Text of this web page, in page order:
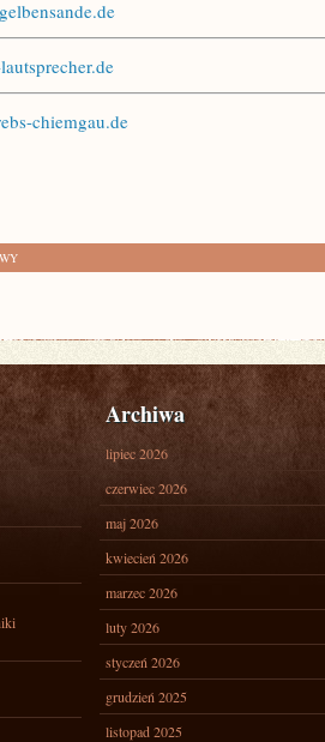
chiemgau.de
Archiwa
lipiec 2026
czerwiec 2026
maj 2026
kwiecień 2026
marzec 2026
luty 2026
styczeń 2026
grudzień 2025
listopad 2025